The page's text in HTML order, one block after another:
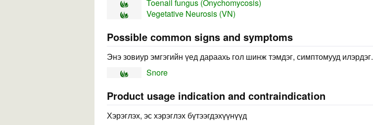
Toenail fungus (Onychomycosis)
Vegetative Neurosis (VN)
Possible common signs and symptoms
Энэ зовиур эмгэгийн үед дараахь гол шинж тэмдэг, симптомууд илэрдэг.
Snore
Product usage indication and contraindication
Хэрэглэх, эс хэрэглэх бүтээгдэхүүнүүд